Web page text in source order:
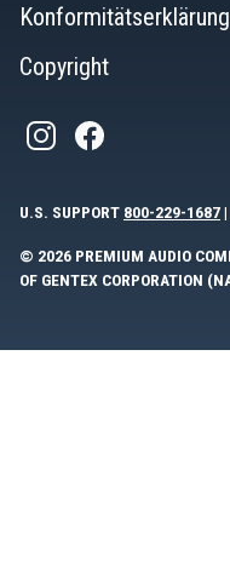
Konformitätserklärung
Copyright
U.S. SUPPORT 800-229-1687
© 2026 PREMIUM AUDIO
OF GENTEX CORPORATION